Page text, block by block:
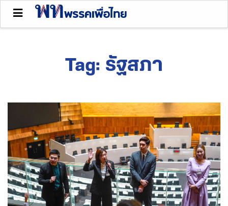
Tag: รัฐสภา